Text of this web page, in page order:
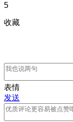
5
收藏
表情
发送